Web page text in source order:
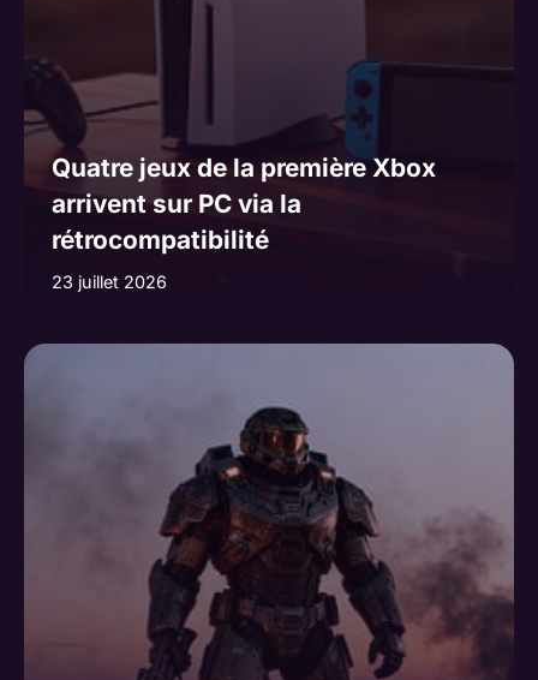
Quatre jeux de la première Xbox
arrivent sur PC via la
rétrocompatibilité
23 juillet 2026